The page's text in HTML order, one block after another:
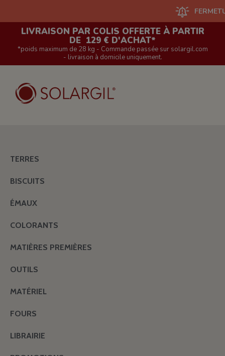
FERMETURE
LIVRAISON PAR COLIS OFFERTE À PARTIR
DE 129 € D'ACHAT*
*poids maximum de 28 kg - Commande passée sur solargil.com
- livraison à domicile uniquement.
TERRES
BISCUITS
ÉMAUX
COLORANTS
MATIÈRES PREMIÈRES
OUTILS
MATÉRIEL
FOURS
LIBRAIRIE